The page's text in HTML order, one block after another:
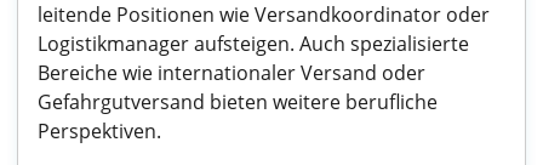
leitende Positionen wie Versandkoordinator oder
Logistikmanager aufsteigen. Auch spezialisierte
Bereiche wie internationaler Versand oder
Gefahrgutversand bieten weitere berufliche
Perspektiven.